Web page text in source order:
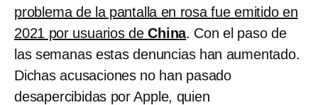
problema de la pantalla en rosa fue emitido en
2021 por usuarios deChina. Con el paso de
las semanas estas denuncias han aumentado.
Dichas acusaciones no han pasado
desapercibidas por Apple, quien